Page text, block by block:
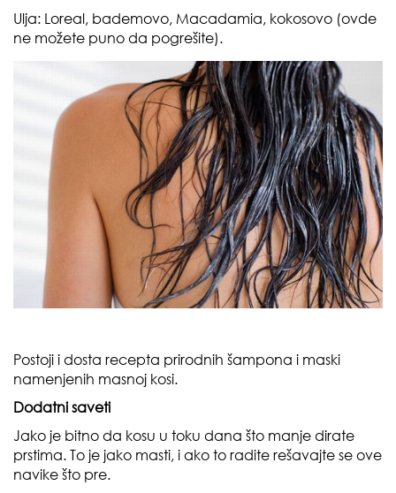
Ulja: Loreal, bademovo, Macadamia, kokosovo (ovde
ne možete puno da pogrešite).
Postoji i dosta recepta prirodnih šampona i maski
namenjenih masnoj kosi.
Dodatni saveti
Jako je bitno da kosu u toku dana što manje dirate
prstima. To je jako masti, i ako to radite rešavajte se ove
navike što pre.